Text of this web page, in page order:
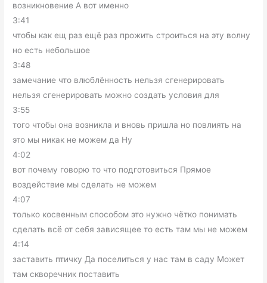
возникновение А вот именно
3:41
чтобы как ещ раз ещё раз прожить строиться на эту волну
но есть небольшое
3:48
замечание что влюблённость нельзя сгенерировать
нельзя сгенерировать можно создать условия для
3:55
того чтобы она возникла и вновь пришла но повлиять на
это мы никак не можем да Ну
4:02
вот почему говорю то что подготовиться Прямое
воздействие мы сделать не можем
4:07
только косвенным способом это нужно чётко понимать
сделать всё от себя зависящее то есть там мы не можем
4:14
заставить птичку Да поселиться у нас там в саду Может
там скворечник поставить